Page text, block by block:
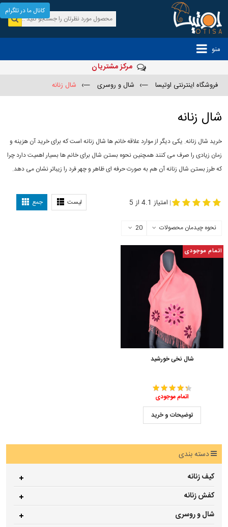
منو
مرکز مشتریان
فروشگاه اینترنتی اوتیسا —› شال و روسری —› شال زنانه
شال زنانه
خرید شال زنانه. یکی دیگر از موارد علاقه خانم ها شال زنانه است که برای خرید آن هزینه و
زمان زیادی را صرف می کنند همچنین نحوه بستن شال برای خانم ها بسیار اهمیت دارد چرا
که طرز بستن شال زنانه آن هم به صورت حرفه ای ظاهر و چهر فرد را زیباتر نشان می دهد.
لیست جمع | امتیاز 4.1 از 5
نحوه چیدمان محصولات 20
اتمام موجودی
شال نخی خورشید
اتمام موجودی
توضیحات و خرید
دسته بندی
کیف زنانه
کفش زنانه
شال و روسری
کانال ما در تلگرام